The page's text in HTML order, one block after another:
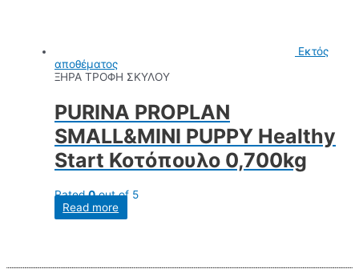
Εκτός
αποθέματος
ΞΗΡΑ ΤΡΟΦΗ ΣΚΥΛΟΥ
PURINA PROPLAN
SMALL&MINI PUPPY Healthy
Start Κοτόπουλο 0,700kg
Rated0out of 5
Read more